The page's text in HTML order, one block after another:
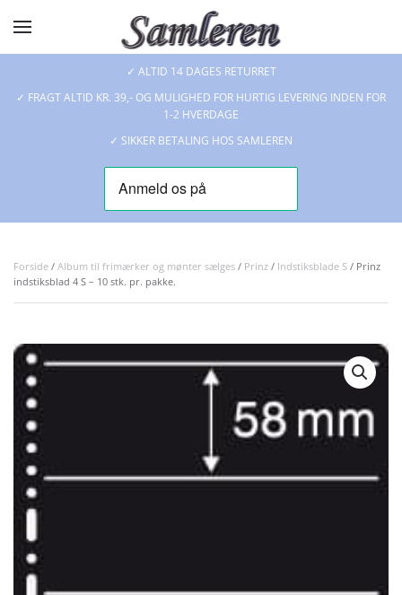
Skip to main content
✓ ALTID 14 DAGES RETURRET
✓ FRAGT ALTID KR. 39,- OG MULIGHED FOR HURTIG LEVERING INDEN FOR
1-2 HVERDAGE
✓ SIKKER BETALING HOS SAMLEREN
Forside / Album til frimærker og mønter sælges / Prinz / Indstiksblade S / Prinz
indstiksblad 4 S – 10 stk. pr. pakke.